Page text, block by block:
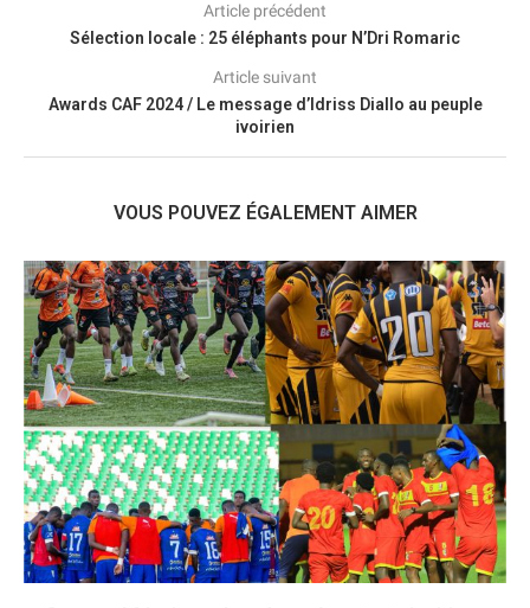
Article précédent
Sélection locale : 25 éléphants pour N’Dri Romaric
Article suivant
Awards CAF 2024 / Le message d’Idriss Diallo au peuple
ivoirien
VOUS POUVEZ ÉGALEMENT AIMER